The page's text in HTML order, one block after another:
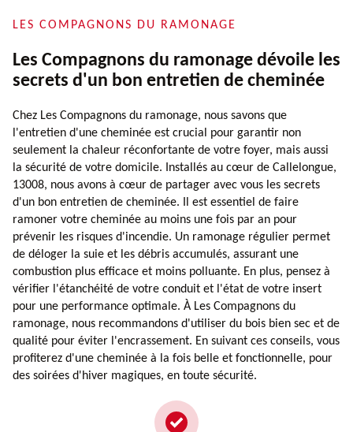
LES COMPAGNONS DU RAMONAGE
Les Compagnons du ramonage dévoile les
secrets d'un bon entretien de cheminée
Chez Les Compagnons du ramonage, nous savons que
l'entretien d'une cheminée est crucial pour garantir non
seulement la chaleur réconfortante de votre foyer, mais aussi
la sécurité de votre domicile. Installés au cœur de Callelongue,
13008, nous avons à cœur de partager avec vous les secrets
d'un bon entretien de cheminée. Il est essentiel de faire
ramoner votre cheminée au moins une fois par an pour
prévenir les risques d'incendie. Un ramonage régulier permet
de déloger la suie et les débris accumulés, assurant une
combustion plus efficace et moins polluante. En plus, pensez à
vérifier l'étanchéité de votre conduit et l'état de votre insert
pour une performance optimale. À Les Compagnons du
ramonage, nous recommandons d'utiliser du bois bien sec et de
qualité pour éviter l'encrassement. En suivant ces conseils, vous
profiterez d'une cheminée à la fois belle et fonctionnelle, pour
des soirées d'hiver magiques, en toute sécurité.